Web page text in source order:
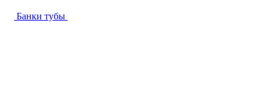
Банки тубы